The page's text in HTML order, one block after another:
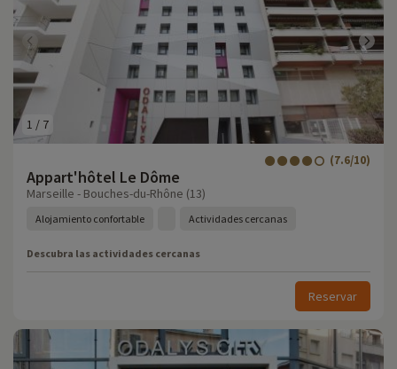
1 / 7
Appart'hôtel Le Dôme
(7.6/10)
Marseille - Bouches-du-Rhône (13)
Alojamiento confortable Actividades cercanas
Descubra las actividades cercanas
Reservar